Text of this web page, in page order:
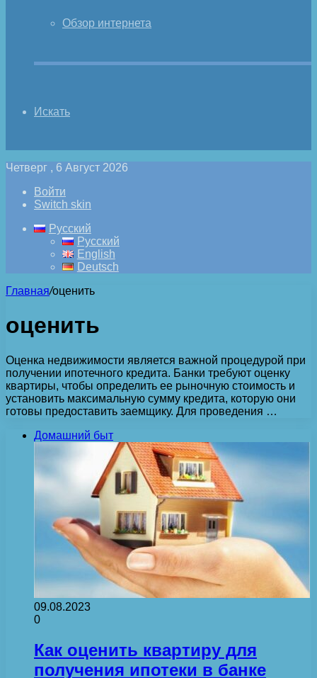
Обзор интернета
Искать
Четверг , 6 Август 2026
Войти
Switch skin
Русский
Русский
English
Deutsch
Главная/оценить
оценить
Оценка недвижимости является важной процедурой при
получении ипотечного кредита. Банки требуют оценку
квартиры, чтобы определить ее рыночную стоимость и
установить максимальную сумму кредита, которую они
готовы предоставить заемщику. Для проведения …
Домашний быт
09.08.2023
0
Как оценить квартиру для
получения ипотеки в банке